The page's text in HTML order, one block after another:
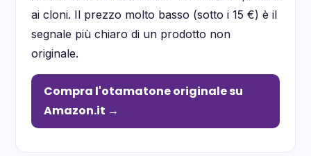
ai cloni. Il prezzo molto basso (sotto i 15 €) è il
segnale più chiaro di un prodotto non
originale.
Compra l'otamatone originale su
Amazon.it →